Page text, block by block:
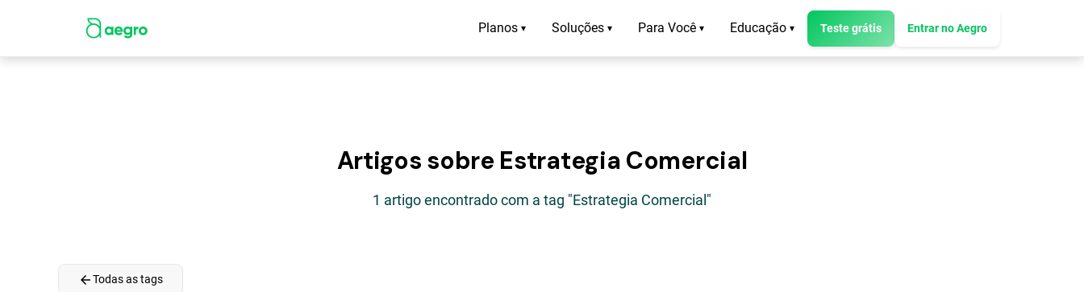
Planos ▾ Soluções ▾ Para Você ▾ Educação ▾ Teste grátis Entrar no Aegro
Artigos sobre Estrategia Comercial
1 artigo encontrado com a tag "Estrategia Comercial"
arrow_backTodas as tags